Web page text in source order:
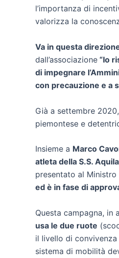
l’importanza di
valorizza la
Va in questa
dall’associazione “Io
di impegnare
con precauzione e a
Già a settembre
piemontese e
Insieme a Marco
atleta della S.S.
presentato al
ed è in fase di
Questa campagna, in
usa le due ruote
il livello di
sistema di mobilità